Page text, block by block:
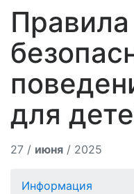
Правила
для
27 / июня / 2025
Информация